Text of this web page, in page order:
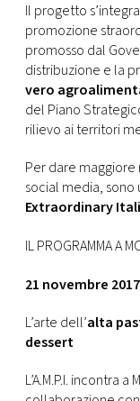
Il progetto
promozione
promosso dal
distribuzione e la
vero
del Piano
rilievo ai territori
Per dare maggiore
social media, sono
Extraordinary
IL PROGRAMMA A
21 novembre 2017
L’arte dell’alta
dessert
L’A.M.P.I. incontra